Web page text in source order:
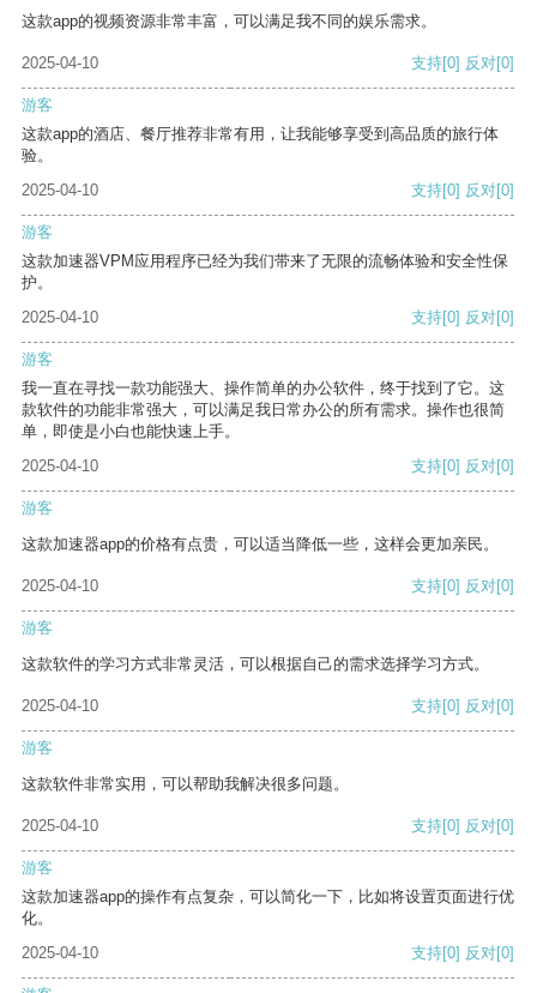
这款app的视频资源非常丰富，可以满足我不同的娱乐需求。
2025-04-10 支持[0] 反对[0]
游客
这款app的酒店、餐厅推荐非常有用，让我能够享受到高品质的旅行体
验。
2025-04-10
支持[0] 反对[0]
游客
这款加速器VPM应用程序已经为我们带来了无限的流畅体验和安全性保
护。
2025-04-10
支持[0] 反对[0]
游客
我一直在寻找一款功能强大、操作简单的办公软件，终于找到了它。这
款软件的功能非常强大，可以满足我日常办公的所有需求。操作也很简
单，即使是小白也能快速上手。
2025-04-10
支持[0] 反对[0]
游客
这款加速器app的价格有点贵，可以适当降低一些，这样会更加亲民。
2025-04-10 支持[0] 反对[0]
游客
这款软件的学习方式非常灵活，可以根据自己的需求选择学习方式。
2025-04-10 支持[0] 反对[0]
游客
这款软件非常实用，可以帮助我解决很多问题。
2025-04-10 支持[0] 反对[0]
游客
这款加速器app的操作有点复杂，可以简化一下，比如将设置页面进行优
化。
2025-04-10
支持[0] 反对[0]